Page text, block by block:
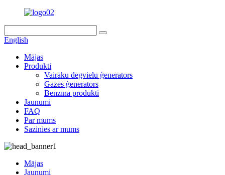
English
Mājas
Produkti
Vairāku degvielu ģenerators
Gāzes ģenerators
Benzīna produkti
Jaunumi
FAQ
Par mums
Sazinies ar mums
Mājas
Jaunumi